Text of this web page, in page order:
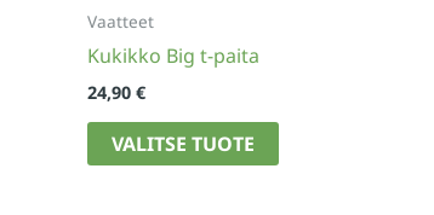
Vaatteet
Kukikko Big t-paita
24,90 €
VALITSE TUOTE
Tällä
tuotteella